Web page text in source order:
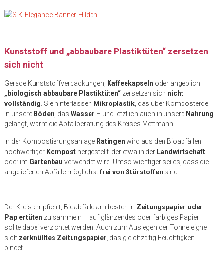
Kunststoff und „abbaubare Plastiktüten“ zersetzen
sich nicht
Gerade Kunststoffverpackungen, Kaffeekapseln oder angeblich
„biologisch abbaubare Plastiktüten“zersetzen sich nicht
vollständig . Sie hinterlassen Mikroplastik, das über Komposterde
in unsere Böden , das Wasser – und letztlich auch in unsere Nahrung
gelangt, warnt die Abfallberatung des Kreises Mettmann.
In der Kompostierungsanlage Ratingen wird aus den Bioabfällen
hochwertiger Komposthergestellt, der etwa in der Landwirtschaft
oder im Gartenbau verwendet wird. Umso wichtiger sei es, dass die
angelieferten Abfälle möglichstfrei von Störstoffen sind.
Der Kreis empfiehlt, Bioabfälle am besten in Zeitungspapier oder
Papiertüten zu sammeln – auf glänzendes oder farbiges Papier
sollte dabei verzichtet werden. Auch zum Auslegen der Tonne eigne
sich zerknülltes Zeitungspapier , das gleichzeitig Feuchtigkeit
bindet.